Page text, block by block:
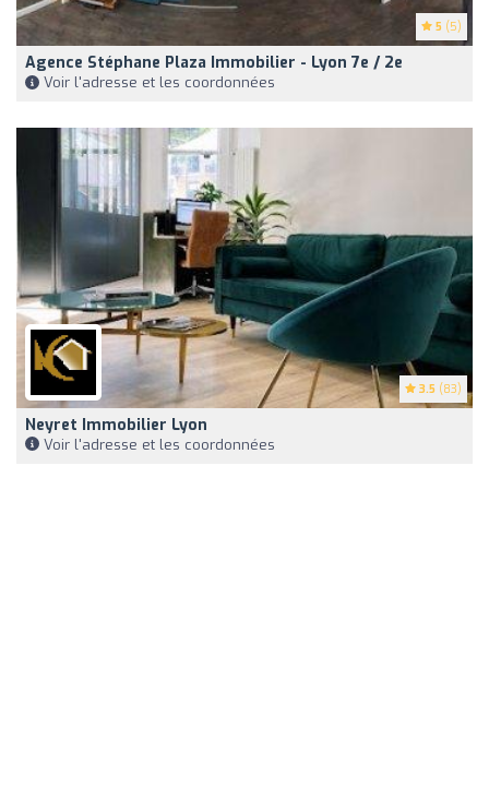
5 (5)
Agence Stéphane Plaza Immobilier - Lyon 7e / 2e
Voir l'adresse et les coordonnées
3.5 (83)
Neyret Immobilier Lyon
Voir l'adresse et les coordonnées